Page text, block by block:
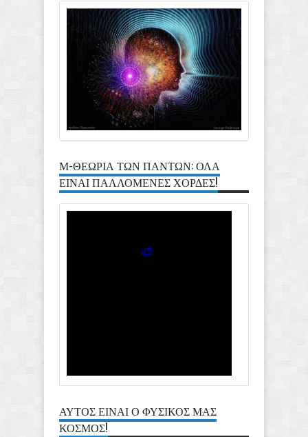
Μ-ΘΕΩΡΙΑ ΤΩΝ ΠΑΝΤΩΝ: ΟΛΑ
ΕΙΝΑΙ ΠΑΛΛΟΜΕΝΕΣ ΧΟΡΔΕΣ!
ΑΥΤΟΣ ΕΙΝΑΙ Ο ΦΥΣΙΚΟΣ ΜΑΣ
ΚΟΣΜΟΣ!